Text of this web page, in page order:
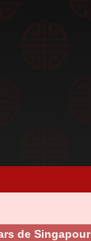
de Singapour